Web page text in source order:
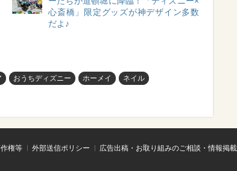
心斎橋」限定グッズが神デザイン多数
だよ♪
おうちディズニー ホーメイ ネイル
権等 外部送信ポリシー
広告出稿・お取り組みのご相談・情報掲